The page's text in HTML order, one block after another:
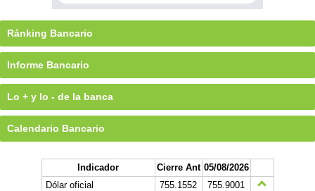
Ránking Bancario
Informe Bancario
Lo + y lo - de la banca
Calendario Bancario
Indicador Cierre Ant 05/08/2026
Dólar oficial
755.1552
755.9001